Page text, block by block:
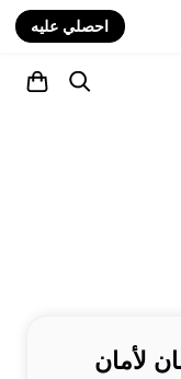
احصلي عليه
لأمان